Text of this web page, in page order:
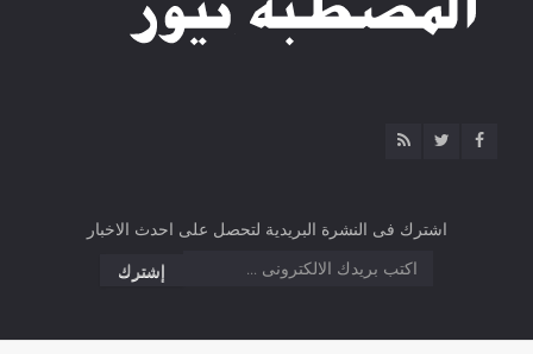
اشترك فى النشرة البريدية لتحصل على احدث الاخبار